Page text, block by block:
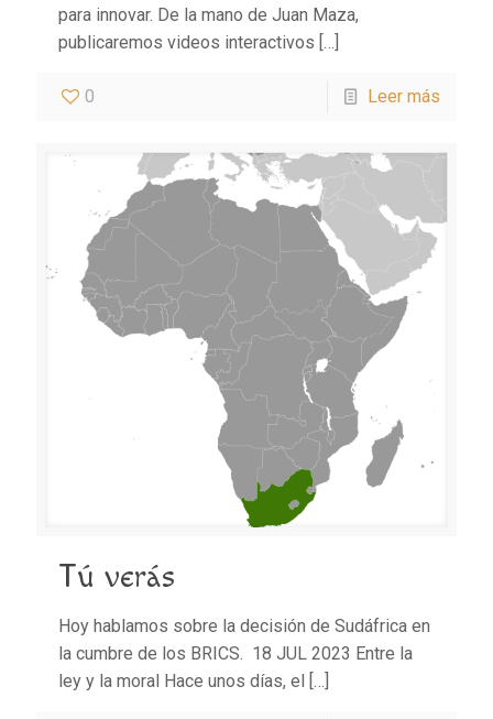
para innovar. De la mano de Juan Maza,
publicaremos videos interactivos […]
0 Leer más
Tú verás
Hoy hablamos sobre la decisión de Sudáfrica en
la cumbre de los BRICS. 18 JUL 2023 Entre la
ley y la moral Hace unos días, el
[…]